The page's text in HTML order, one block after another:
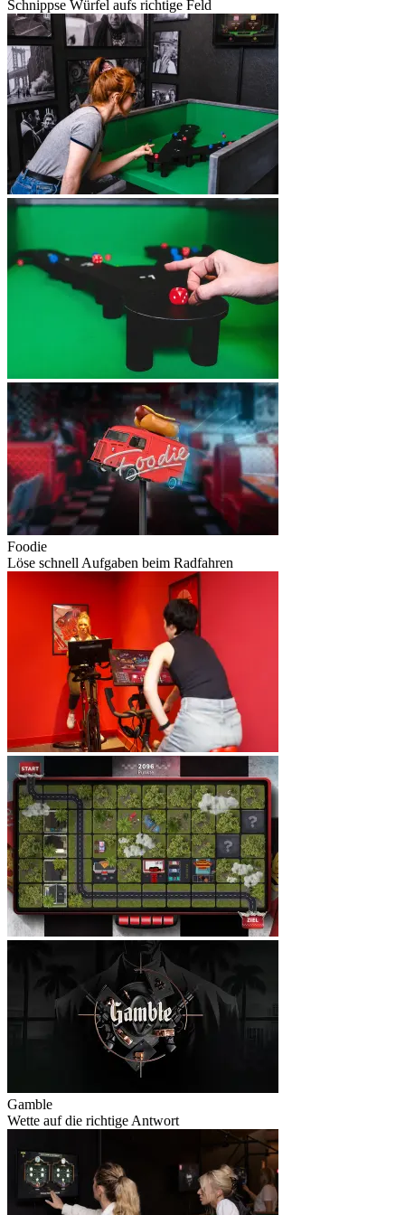
Schnippse Würfel aufs richtige Feld
Foodie
Löse schnell Aufgaben beim Radfahren
Gamble
Wette auf die richtige Antwort